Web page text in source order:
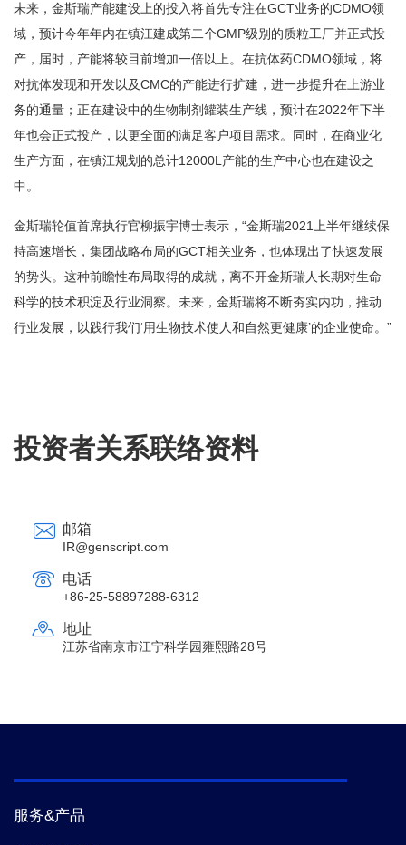
未来，金斯瑞产能建设上的投入将首先专注在GCT业务的CDMO领
域，预计今年年内在镇江建成第二个GMP级别的质粒工厂并正式投
产，届时，产能将较目前增加一倍以上。在抗体药CDMO领域，将
对抗体发现和开发以及CMC的产能进行扩建，进一步提升在上游业
务的通量；正在建设中的生物制剂罐装生产线，预计在2022年下半
年也会正式投产，以更全面的满足客户项目需求。同时，在商业化
生产方面，在镇江规划的总计12000L产能的生产中心也在建设之
中。
金斯瑞轮值首席执行官柳振宇博士表示，“金斯瑞2021上半年继续保
持高速增长，集团战略布局的GCT相关业务，也体现出了快速发展
的势头。这种前瞻性布局取得的成就，离不开金斯瑞人长期对生命
科学的技术积淀及行业洞察。未来，金斯瑞将不断夯实内功，推动
行业发展，以践行我们‘用生物技术使人和自然更健康’的企业使命。”
投资者关系联络资料
邮箱
IR@genscript.com
电话
+86-25-58897288-6312
地址
江苏省南京市江宁科学园雍熙路28号
服务&产品